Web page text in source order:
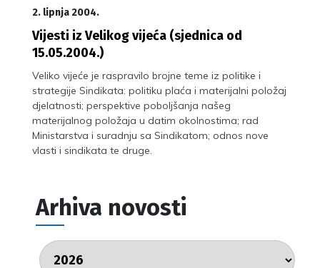
2. lipnja 2004.
Vijesti iz Velikog vijeća (sjednica od
15.05.2004.)
Veliko vijeće je raspravilo brojne teme iz politike i
strategije Sindikata: politiku plaća i materijalni položaj
djelatnosti; perspektive poboljšanja našeg
materijalnog položaja u datim okolnostima; rad
Ministarstva i suradnju sa Sindikatom; odnos nove
vlasti i sindikata te druge.
Arhiva novosti